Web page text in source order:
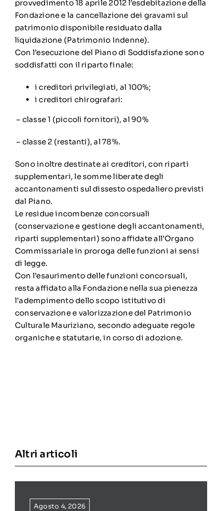
provvedimento 18 aprile 2012 l’esdebitazione della
Fondazione e la cancellazione dei gravami sul
patrimonio disponibile residuato dalla
liquidazione (Patrimonio Indenne).
Con l’esecuzione del Piano di Soddisfazione sono
soddisfatti con il riparto finale:
i creditori privilegiati, al 100%;
i creditori chirografari:
– classe 1 (piccoli fornitori), al 90%
– classe 2 (restanti), al 78%.
Sono inoltre destinate ai creditori, con riparti
supplementari, le somme liberate degli
accantonamenti sul dissesto ospedaliero previsti
dal Piano.
Le residue incombenze concorsuali
(conservazione e gestione degli accantonamenti,
riparti supplementari) sono affidate all’Organo
Commissariale in proroga delle funzioni ai sensi
di legge.
Con l’esaurimento delle funzioni concorsuali,
resta affidato alla Fondazione nella sua pienezza
l’adempimento dello scopo istitutivo di
conservazione e valorizzazione del Patrimonio
Culturale Mauriziano, secondo adeguate regole
organiche e statutarie, in corso di adozione.
Altri articoli
Agosto 4, 2026